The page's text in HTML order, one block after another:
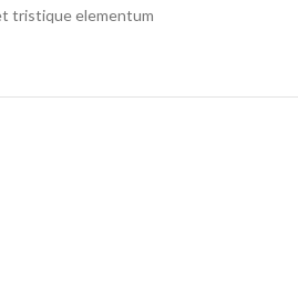
tristique elementum